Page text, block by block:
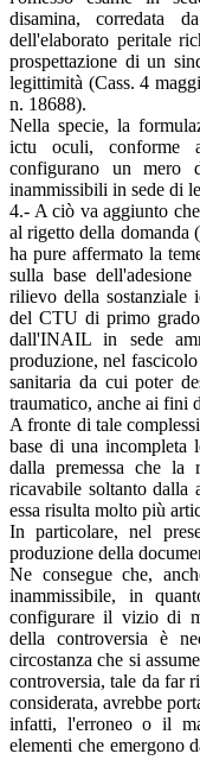
disamina, corredata
dell'elaborato peritale
prospettazione di un
legittimità (Cass. 4
n. 18688).
Nella specie, la
ictu oculi, conforme
configurano un mero
inammissibili in sede di
4.- A ciò va aggiunto
al rigetto della domanda
ha pure affermato la
sulla base
rilievo della sostanziale
del CTU di primo grado
dall'INAIL in sede
produzione, nel
sanitaria da cui poter
traumatico, anche ai fini
A fronte di tale
base di una incompleta
dalla premessa che la
ricavabile soltanto dalla
essa risulta molto più
In particolare, nel
produzione della
Ne consegue che,
inammissibile, in
configurare il vizio di
della controversia è
circostanza che si
controversia, tale da far
considerata, avrebbe
infatti, l'erroneo o il
elementi che emergono